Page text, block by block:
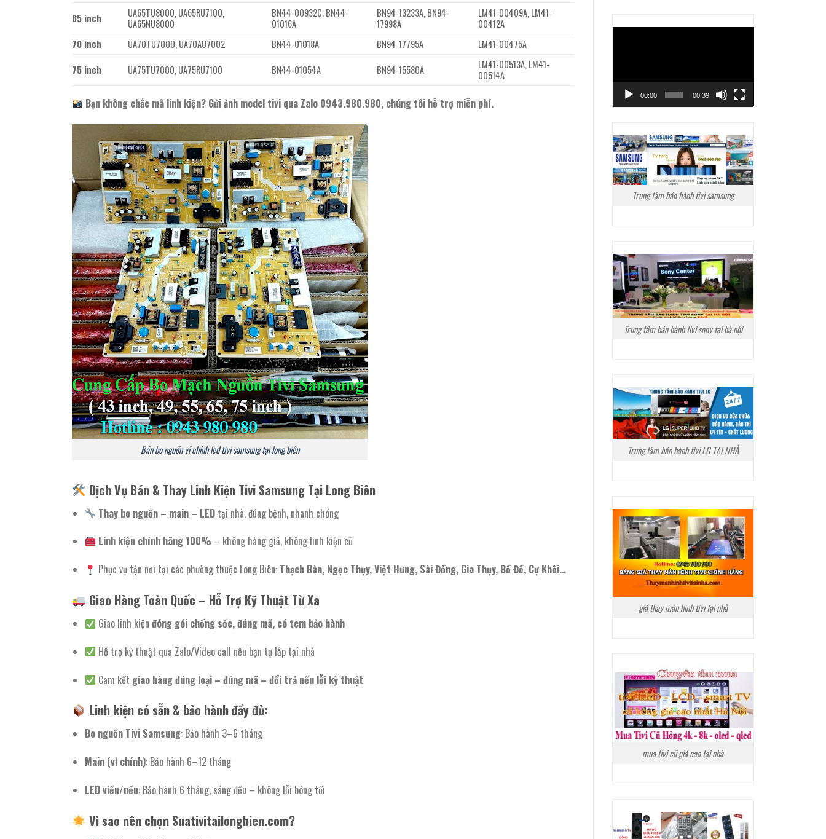
65 inch
UA65TU8000, UA65RU7100,
UA65NU8000
BN44-00932C, BN44-
01016A
BN94-13233A, BN94-
17998A
LM41-00409A, LM41-
00412A
70 inch
UA70TU7000, UA70AU7002 BN44-01018A BN94-17795A
LM41-00475A
75 inch
UA75TU7000, UA75RU7100 BN44-01054A BN94-15580A
LM41-00513A, LM41-
00514A
Bạn không chắc mã linh kiện? Gửi ảnh model tivi qua Zalo 0943.980.980, chúng tôi hỗ trợ miễn phí.
Bán bo nguồn vỉ chính led tivi samsung tại long biên
Dịch Vụ Bán & Thay Linh Kiện Tivi Samsung Tại Long Biên
Thay bo nguồn – main – LED tại nhà, đúng bệnh, nhanh chóng
Linh kiện chính hãng 100% – không hàng giả, không linh kiện cũ
Phục vụ tận nơi tại các phường thuộc Long Biên: Thạch Bàn, Ngọc Thụy, Việt Hưng, Sài Đồng, Gia Thụy, Bồ Đề, Cự Khối…
Giao Hàng Toàn Quốc – Hỗ Trợ Kỹ Thuật Từ Xa
Giao linh kiệnđóng gói chống sốc, đúng mã, có tem bảo hành
Hỗ trợ kỹ thuật qua Zalo/Video call nếu bạn tự lắp tại nhà
Cam kết giao hàng đúng loại – đúng mã – đổi trả nếu lỗi kỹ thuật
Linh kiện có sẵn & bảo hành đầy đủ:
Bo nguồn Tivi Samsung: Bảo hành 3–6 tháng
Main (vỉ chính): Bảo hành 6–12 tháng
LED viền/nền: Bảo hành 6 tháng, sáng đều – không lỗi bóng tối
Vì sao nên chọn Suativitailongbien.com?
00:00 00:39
Trung tâm bảo hành tivi samsung
Trung tâm bảo hành tivi sony tại hà nội
Trung tâm bảo hành tivi LG TẠI NHÀ
giá thay màn hình tivi tại nhà
mua tivi cũ giá cao tại nhà